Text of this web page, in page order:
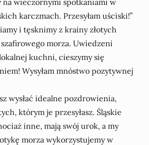
karczmach. Przesyłam uściski!”
i tęsknimy z krainy złotych
morza. Uwiedzeni
kuchni, cieszymy się
Wysyłam mnóstwo pozytywnej
wysłać idealne pozdrowienia,
którym je przesyłasz. Śląskie
inne, mają swój urok, a my
morza wykorzystujemy w